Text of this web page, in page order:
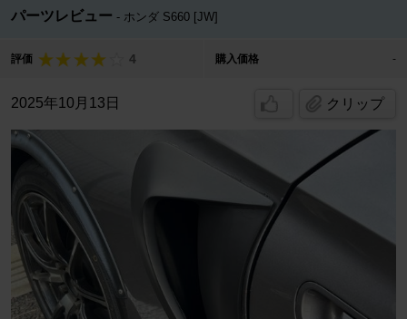
パーツレビュー ホンダ S660 [JW]
評価 4 購入価格 -
2025年10月13日 クリップ